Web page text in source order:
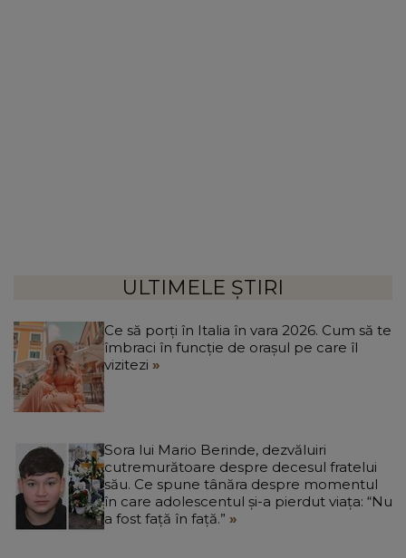
ULTIMELE ȘTIRI
Ce să porți în Italia în vara 2026. Cum să te
îmbraci în funcție de orașul pe care îl
vizitezi
Sora lui Mario Berinde, dezvăluiri
cutremurătoare despre decesul fratelui
său. Ce spune tânăra despre momentul
în care adolescentul și-a pierdut viața: “Nu
a fost față în față.”